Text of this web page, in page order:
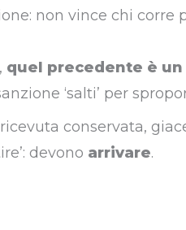
non vince chi
quel precedente è
‘salti’ per
conservata,
devono arrivare.